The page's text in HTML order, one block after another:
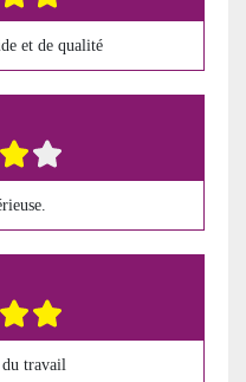
et de qualité
du travail